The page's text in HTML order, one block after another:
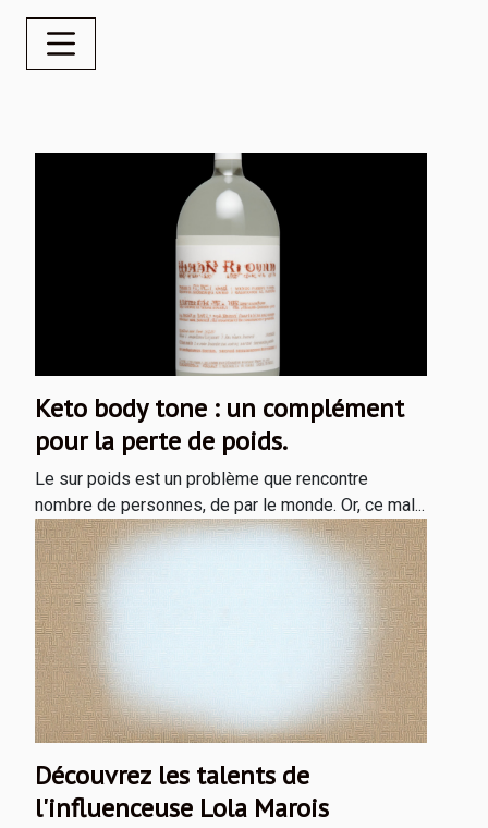
Keto body tone : un complément
pour la perte de poids.
Le sur poids est un problème que rencontre
nombre de personnes, de par le monde. Or, ce mal...
Découvrez les talents de
l'influenceuse Lola Marois